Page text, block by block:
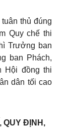
thủ đúng
Quy chế thi
Trưởng ban
ban Phách,
Hội đồng thi
dân tối cao
QUY ĐỊNH,